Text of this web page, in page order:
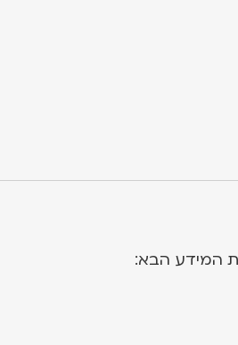
המידע הבא: